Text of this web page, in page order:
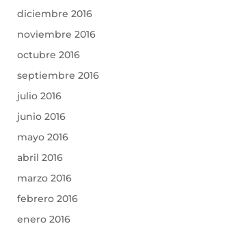
diciembre 2016
noviembre 2016
octubre 2016
septiembre 2016
julio 2016
junio 2016
mayo 2016
abril 2016
marzo 2016
febrero 2016
enero 2016